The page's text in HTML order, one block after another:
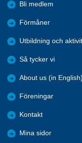
Bli medlem
Förmåner
Utbildning och
Så tycker vi
About us (in English)
Föreningar
Kontakt
Mina sidor